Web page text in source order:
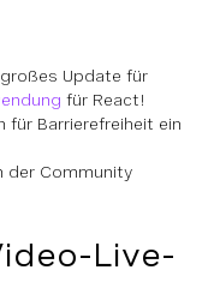
Update für
für React!
für Barrierefreiheit ein
der Community
Live-